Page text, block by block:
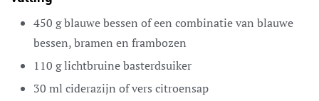
450 gblauwe bessen of een combinatie van blauwe
bessen, bramen en frambozen
110 glichtbruine basterdsuiker
30 ml ciderazijn of vers citroensap